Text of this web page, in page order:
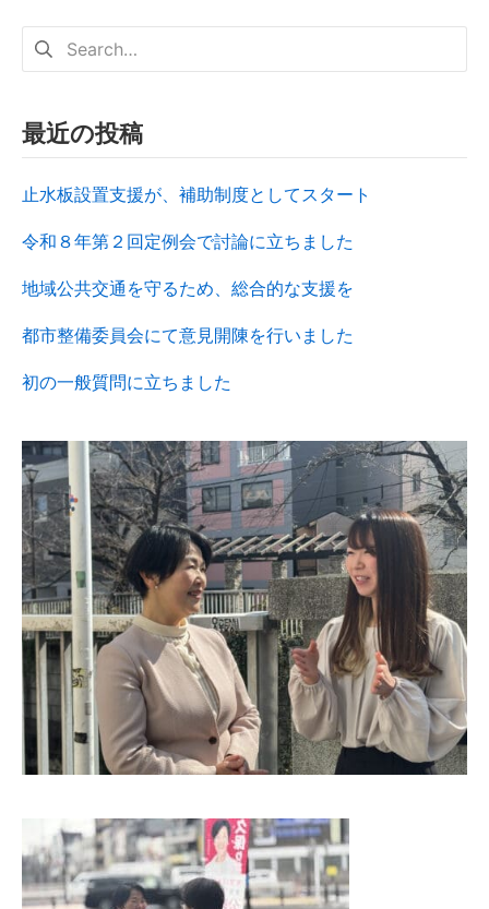
最近の投稿
止水板設置支援が、補助制度としてスタート
令和８年第２回定例会で討論に立ちました
地域公共交通を守るため、総合的な支援を
都市整備委員会にて意見開陳を行いました
初の一般質問に立ちました